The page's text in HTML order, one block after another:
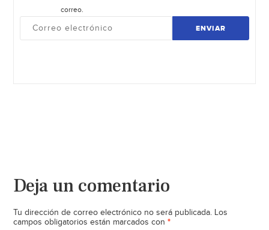
correo.
ENVIAR
Deja un comentario
Tu dirección de correo electrónico no será publicada. Los
campos obligatorios están marcados con *